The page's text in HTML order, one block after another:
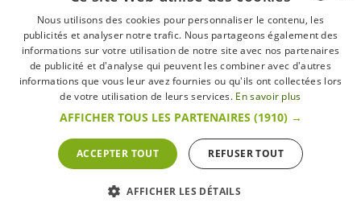
Je suis d'accord avec
Toutes les marques Conditions générales
Mentions légales
Retour & Droit de rétractation
FAQ Recrutement
s'entendent toutes taxes comprises.
Conformément au livre VI « Pratiques du marché et protection du consommateur » du
Code belge de droit économique.
Le Client agissant en tant que consommateur dispose d’un droit de
Que faire en cas de litige,Plus d'infos
FRENCH
DUTCH
Nous utilisons des cookies pour personnaliser le contenu, les
publicités et analyser notre trafic. Nous partageons également des
informations sur votre utilisation de notre site avec nos partenaires
de publicité et d'analyse qui peuvent les combiner avec d'autres
informations que vous leur avez fournies ou qu'ils ont collectées lors
de votre utilisation de leurs services. En savoir plus
AFFICHER TOUS LES PARTENAIRES (1910) →
ACCEPTER TOUT REFUSER TOUT
AFFICHER LES DÉTAILS